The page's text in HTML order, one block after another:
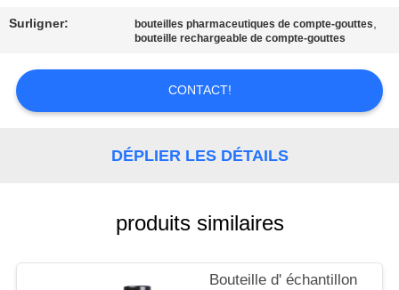
CONTRÔLE
QUALITÉ
CONTACTEZ-
CAS
Surligner: bouteilles pharmaceutiques de compte-gouttes,
bouteille rechargeable de compte-gouttes
CONTACT!
DÉPLIER LES DÉTAILS
produits similaires
Bouteille d' échantillon